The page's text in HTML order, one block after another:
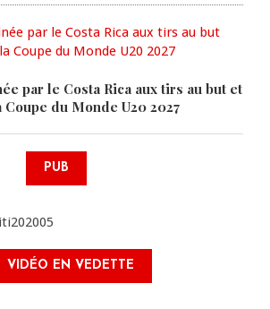
par le Costa Rica aux tirs au but et
du Monde U20 2027
PUB
VIDÉO EN VEDETTE